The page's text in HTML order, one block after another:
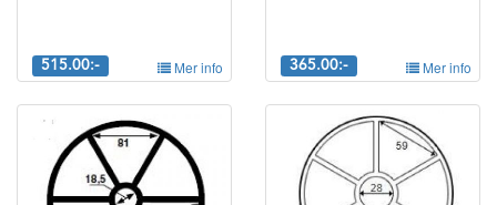
515.00:- Mer info 365.00:- Mer info